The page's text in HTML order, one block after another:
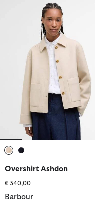
Overshirt Ashdon
Overshirt Ashdon
€ 340,00
Barbour